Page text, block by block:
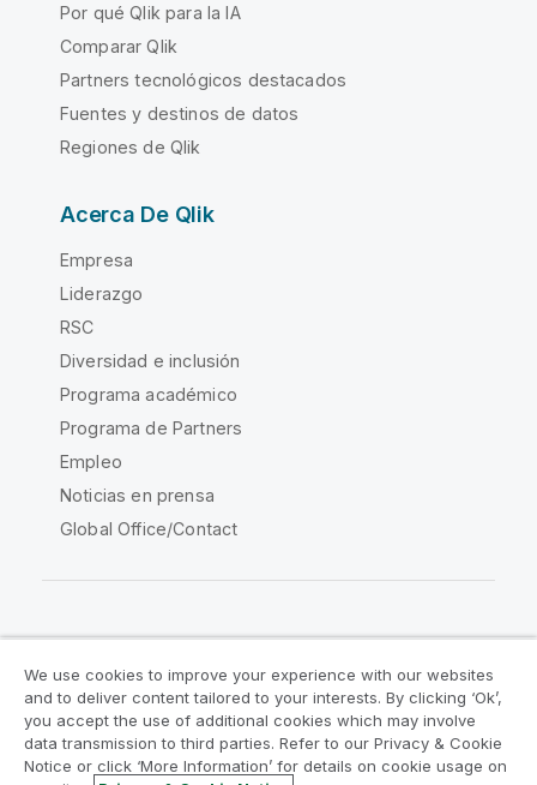
Por qué Qlik para la IA
Comparar Qlik
Partners tecnológicos destacados
Fuentes y destinos de datos
Regiones de Qlik
Acerca De Qlik
Empresa
Liderazgo
RSC
Diversidad e inclusión
Programa académico
Programa de Partners
Empleo
Noticias en prensa
Global Office/Contact
Acuerdos legales
Condiciones del producto
Legal Policies
Política legal
We use cookies to improve your experience with our websites
and to deliver content tailored to your interests. By clicking ‘Ok’,
you accept the use of additional cookies which may involve
data transmission to third parties. Refer to our Privacy & Cookie
Notice or click ‘More Information’ for details on cookie usage on